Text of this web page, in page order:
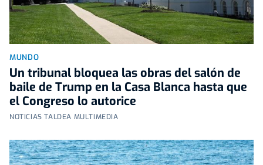
MUNDO
Un tribunal bloquea las obras del salón de
baile de Trump en la Casa Blanca hasta que
el Congreso lo autorice
NOTICIAS TALDEA MULTIMEDIA